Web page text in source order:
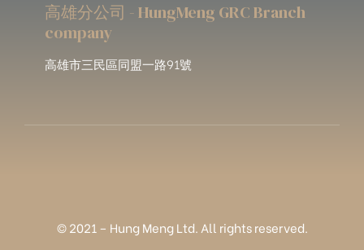
高雄分公司 - HungMeng GRC Branch
company
高雄市三民區同盟一路91號
© 2021 – Hung Meng Ltd. All rights reserved.